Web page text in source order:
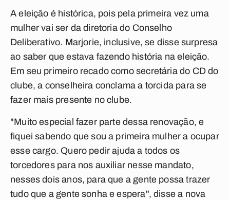
A eleição é histórica, pois pela primeira vez uma
mulher vai ser da diretoria do Conselho
Deliberativo. Marjorie, inclusive, se disse surpresa
ao saber que estava fazendo história na eleição.
Em seu primeiro recado como secretária do CD do
clube, a conselheira conclama a torcida para se
fazer mais presente no clube.
"Muito especial fazer parte dessa renovação, e
fiquei sabendo que sou a primeira mulher a ocupar
esse cargo. Quero pedir ajuda a todos os
torcedores para nos auxiliar nesse mandato,
nesses dois anos, para que a gente possa trazer
tudo que a gente sonha e espera", disse a nova